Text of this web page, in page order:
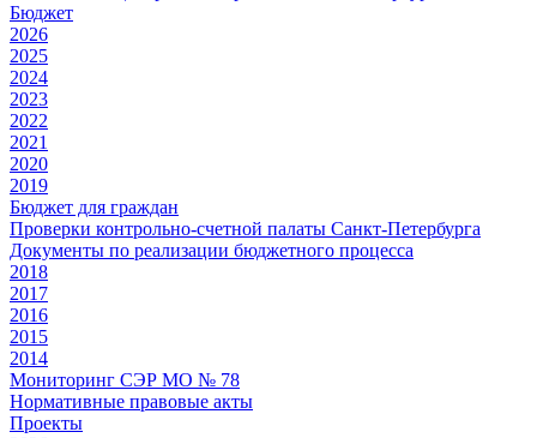
Бюджет
2026
2025
2024
2023
2022
2021
2020
2019
Бюджет для граждан
Проверки контрольно-счетной палаты Санкт-Петербурга
Документы по реализации бюджетного процесса
2018
2017
2016
2015
2014
Мониторинг СЭР МО № 78
Нормативные правовые акты
Проекты